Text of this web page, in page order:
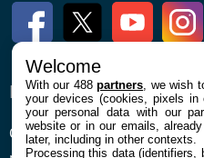
FacebookTwitter Youtube
ENTREPRISE
Qui sommes nous
Welcome
With our 488partners , we wish
your devices (cookies, pixels
your personal data with our
website or in our emails,
later, including in other contexts.
Processing this data (identifiers,